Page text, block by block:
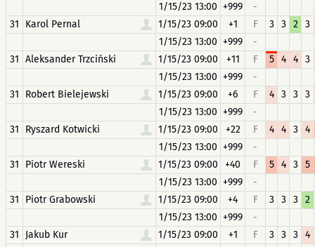
1/15/23 13:00 +999
-
31
Karol Pernal 1/15/23 09:00 +1 F 3 3 2
3
1/15/23 13:00 +999
-
31 Aleksander Trzciński 1/15/23 09:00 +11 F 5 4 4
3
1/15/23 13:00 +999
-
31
Robert Bielejewski 1/15/23 09:00 +6 F 4 3 3
3
1/15/23 13:00 +999
-
31
Ryszard Kotwicki 1/15/23 09:00 +22 F 4 4 3
4
1/15/23 13:00 +999
-
31
Piotr Wereski 1/15/23 09:00 +40 F 5 4 3
5
1/15/23 13:00 +999
-
31
Piotr Grabowski 1/15/23 09:00 +4 F 3 3 3
2
1/15/23 13:00 +999
-
31
Jakub Kur 1/15/23 09:00 +1 F 3 3 3
4